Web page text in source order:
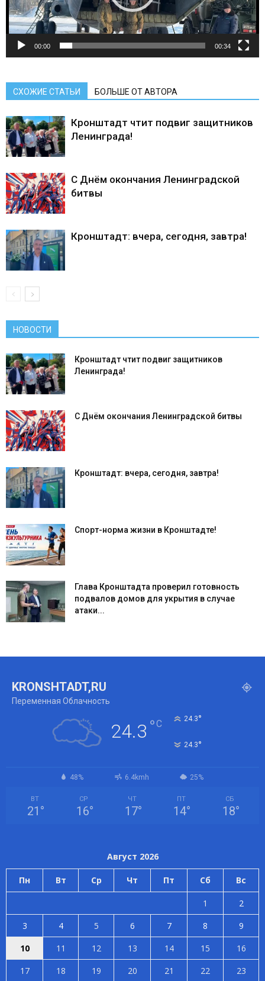
00:00 00:34
СХОЖИЕ СТАТЬИ БОЛЬШЕ ОТ АВТОРА
Кронштадт чтит подвиг защитников
Ленинграда!
С Днём окончания Ленинградской
битвы
Кронштадт: вчера, сегодня, завтра!
НОВОСТИ
Кронштадт чтит подвиг защитников
Ленинграда!
С Днём окончания Ленинградской битвы
Кронштадт: вчера, сегодня, завтра!
Спорт-норма жизни в Кронштадте!
Глава Кронштадта проверил готовность
подвалов домов для укрытия в случае
атаки...
KRONSHTADT,RU
Переменная Облачность
24.3 °C 24.3°
24.3°
48% 6.4kmh 25%
ВТ
21 °
СР
16°
ЧТ
17°
ПТ
14°
СБ
18°
Август 2026
Пн Вт Ср Чт Пт Сб Вс
1
2
3
4 5 6 7 8
9
10
11 12 13 14 15
16
17
18 19 20 21 22 23